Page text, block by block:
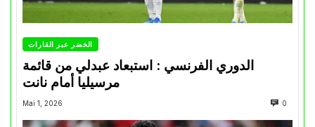
الخضر عبر القارات
الدوري الفرنسي : استبعاد عبدلي من قائمة
مرسيليا أمام نانت
Mai 1, 2026 0